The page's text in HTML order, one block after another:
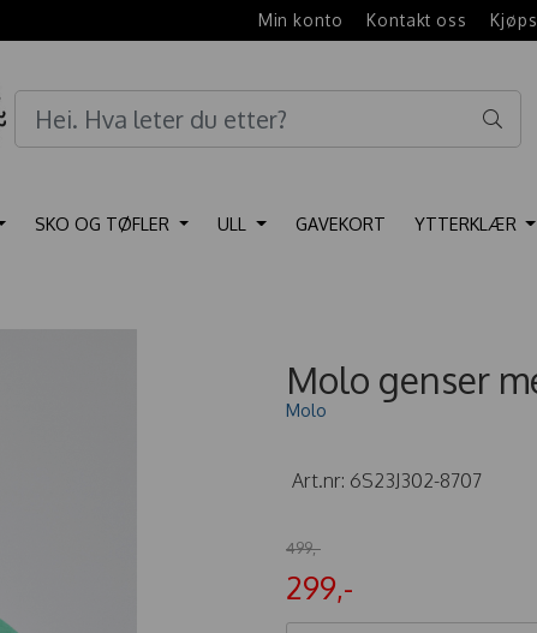
Min konto Kontakt oss
SKO OG TØFLER ULL GAVEKORT YTTERKLÆR
Molo genser
Molo
Art.nr: 6S23J302-8707
499,-
299,-